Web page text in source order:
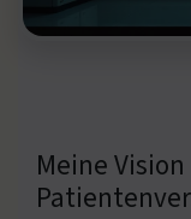
Meine